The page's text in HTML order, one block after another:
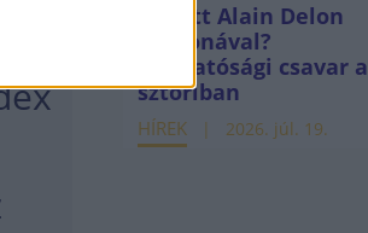
Mi lett Alain Delon
vagyonával?
Adóhatósági csavar a
sztoriban
HÍREK 2026. júl. 19.